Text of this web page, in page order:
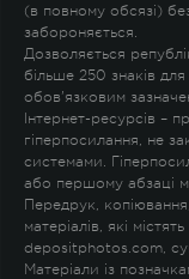
(в повному обсязі)
забороняється.
Дозволяється
більше 250 знаків
обов'язковим
Інтернет-ресурсів –
гіперпосилання, не
системами.
або першому абзаці
Передрук,
матеріалів, які
depositphotos.com,
Матеріали із